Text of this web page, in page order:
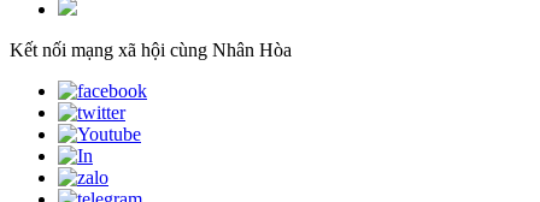
Kết nối mạng xã hội cùng Nhân Hòa